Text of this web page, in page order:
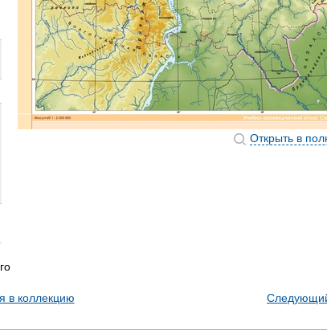
Открыть в
в коллекцию